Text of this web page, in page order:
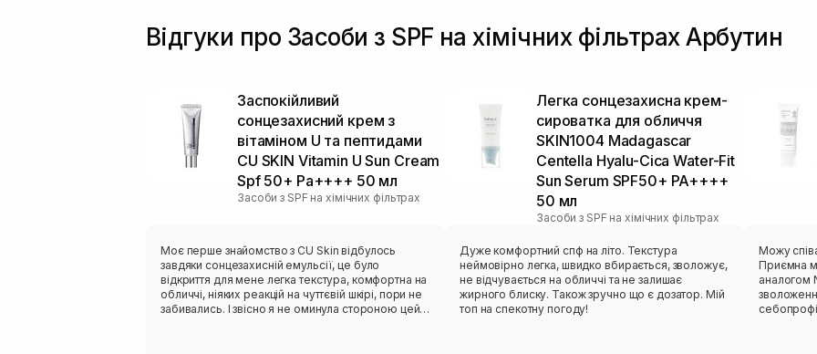
Відгуки про Засоби з SPF на хімічних фільтрах Арбутин
Заспокійливий
сонцезахисний крем з
вітаміном U та пептидами
CU SKIN Vitamin U Sun Cream
Spf 50+ Pa++++ 50 мл
Засоби з SPF на хімічних фільтрах
Моє перше знайомство з CU Skin відбулось
завдяки сонцезахисній емульсії, це було
відкриття для мене легка текстура, комфортна на
обличчі, ніяких реакцій на чуттєвій шкірі, пори не
забивались. І звісно я не оминула стороною цей
Легка сонцезахисна крем-
сироватка для обличчя
SKIN1004 Madagascar
Centella Hyalu-Cica Water-Fit
Sun Serum SPF50+ PA++++
50 мл
Засоби з SPF на хімічних фільтрах
Дуже комфортний спф на літо. Текстура
неймовірно легка, швидко вбирається, зволожує,
не відчувається на обличчі та не залишає
жирного блиску. Також зручно що є дозатор. Мій
топ на спекотну погоду!
Можу
Приємна
аналогом